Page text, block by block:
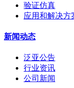
验证仿真
应用和解决方
新闻动态
泛亚公告
行业资讯
公司新闻